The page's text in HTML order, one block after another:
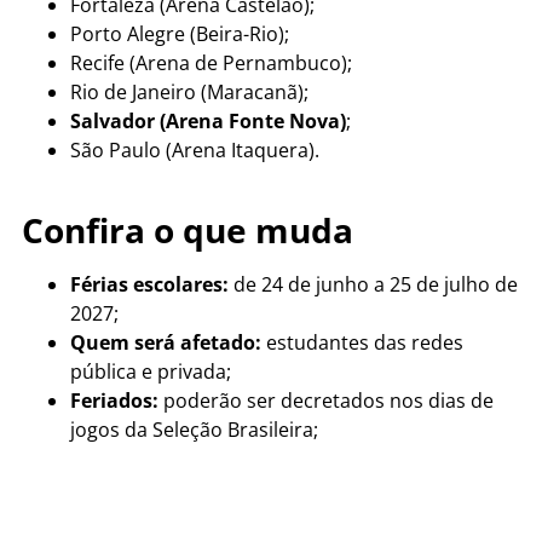
Porto Alegre (Beira-Rio);
Recife (Arena de Pernambuco);
Rio de Janeiro (Maracanã);
Salvador (Arena Fonte Nova);
São Paulo (Arena Itaquera).
Confira o que muda
Férias escolares: de 24 de junho a 25 de julho de
2027;
Quem será afetado: estudantes das redes
pública e privada;
Feriados: poderão ser decretados nos dias de
jogos da Seleção Brasileira;